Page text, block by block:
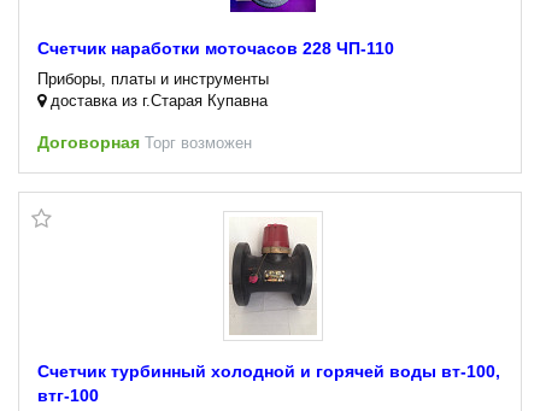
Счетчик наработки моточасов 228 ЧП-110
Приборы, платы и инструменты
доставка из г.Старая Купавна
Договорная Торг возможен
Счетчик турбинный холодной и горячей воды вт-100,
втг-100